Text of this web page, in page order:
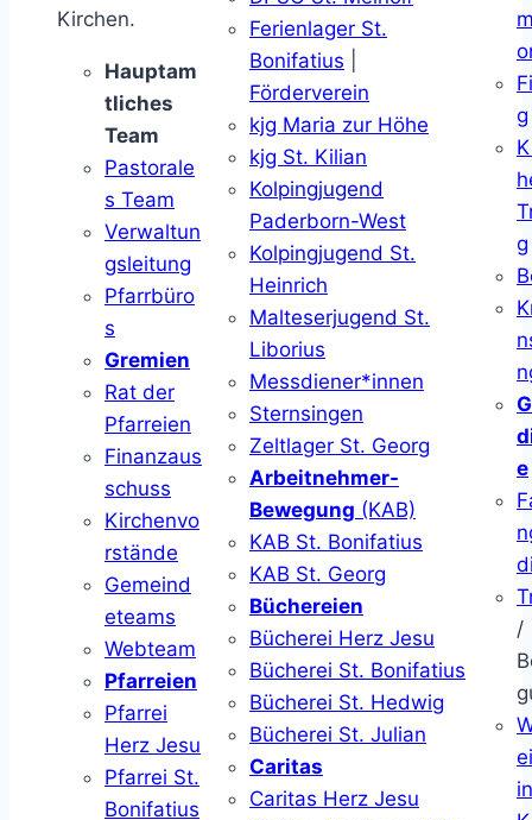
Kirchen.
Hauptam
tliches
Team
Pastorale
s Team
Verwaltun
gsleitung
Pfarrbüro
s
Gremien
Rat der
Pfarreien
Finanzaus
schuss
Kirchenvo
rstände
Gemeind
eteams
Webteam
Pfarreien
Pfarrei
Herz Jesu
Pfarrei St.
Bonifatius
Ferienlager St.
Bonifatius
Förderverein
kjg Maria zur Höhe
kjg St. Kilian
Kolpingjugend
Paderborn-West
Kolpingjugend St.
Heinrich
Malteserjugend St.
Liborius
Messdiener*innen
Sternsingen
Zeltlager St. Georg
Arbeitnehmer-
Bewegung (KAB)
KAB St. Bonifatius
KAB St. Georg
Büchereien
Bücherei Herz Jesu
Bücherei St. Bonifatius
Bücherei St. Hedwig
Bücherei St. Julian
Caritas
Caritas Herz Jesu
g
g
e
/